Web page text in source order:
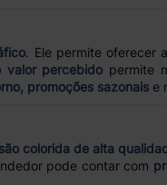
. Ele permite oferecer
valor percebido permite
promoções sazonais e
colorida de alta
pode contar com